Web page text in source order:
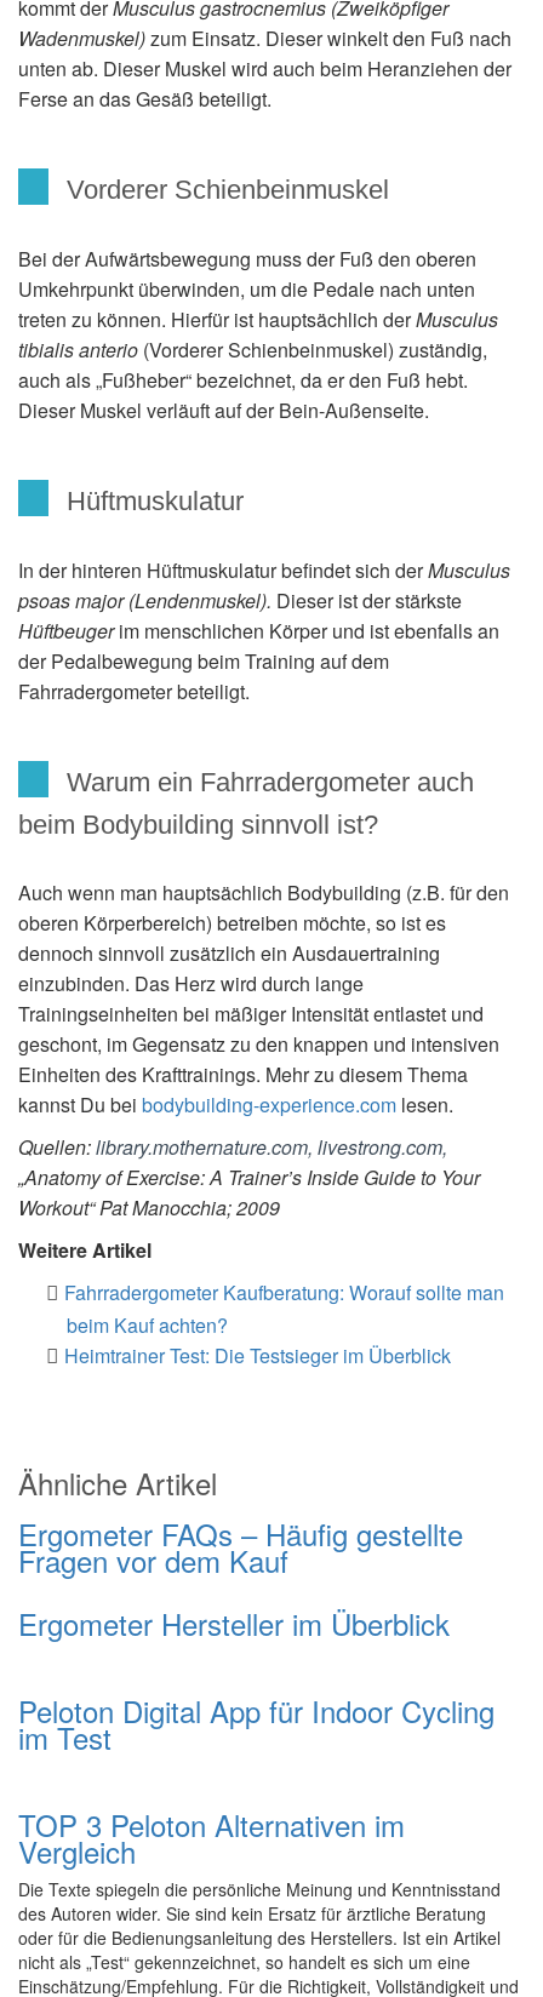
kommt derMusculus gastrocnemius (Zweiköpfiger
Wadenmuskel)zum Einsatz. Dieser winkelt den Fuß nach
unten ab. Dieser Muskel wird auch beim Heranziehen der
Ferse an das Gesäß beteiligt.
Vorderer Schienbeinmuskel
Bei der Aufwärtsbewegung muss der Fuß den oberen
Umkehrpunkt überwinden, um die Pedale nach unten
treten zu können. Hierfür ist hauptsächlich derMusculus
tibialis anterio (Vorderer Schienbeinmuskel) zuständig,
auch als „Fußheber“ bezeichnet, da er den Fuß hebt.
Dieser Muskel verläuft auf der Bein-Außenseite.
Hüftmuskulatur
In der hinteren Hüftmuskulatur befindet sich derMusculus
psoas major (Lendenmuskel). Dieser ist der stärkste
Hüftbeugerim menschlichen Körper und ist ebenfalls an
der Pedalbewegung beim Training auf dem
Fahrradergometer beteiligt.
Warum ein Fahrradergometer auch
beim Bodybuilding sinnvoll ist?
Auch wenn man hauptsächlich Bodybuilding (z.B. für den
oberen Körperbereich) betreiben möchte, so ist es
dennoch sinnvoll zusätzlich ein Ausdauertraining
einzubinden. Das Herz wird durch lange
Trainingseinheiten bei mäßiger Intensität entlastet und
geschont, im Gegensatz zu den knappen und intensiven
Einheiten des Krafttrainings. Mehr zu diesem Thema
kannst Du bei bodybuilding-experience.com lesen.
Quellen:library.mothernature.com, livestrong.com,
„Anatomy of Exercise: A Trainer’s Inside Guide to Your
Workout“ Pat Manocchia; 2009
Weitere Artikel
Fahrradergometer Kaufberatung: Worauf sollte man
beim Kauf achten?
Heimtrainer Test: Die Testsieger im Überblick
Ähnliche Artikel
Ergometer FAQs – Häufig gestellte
Fragen vor dem Kauf
Ergometer Hersteller im Überblick
Peloton Digital App für Indoor Cycling
im Test
TOP 3 Peloton Alternativen im
Vergleich
Die Texte spiegeln die persönliche Meinung und Kenntnisstand
des Autoren wider. Sie sind kein Ersatz für ärztliche Beratung
oder für die Bedienungsanleitung des Herstellers. Ist ein Artikel
nicht als „Test“ gekennzeichnet, so handelt es sich um eine
Einschätzung/Empfehlung. Für die Richtigkeit, Vollständigkeit und